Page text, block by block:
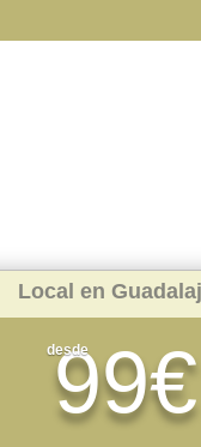
Local en
desde
99€